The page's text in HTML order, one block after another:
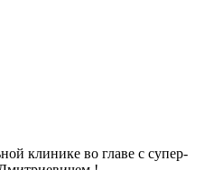
клинике во главе с супер-